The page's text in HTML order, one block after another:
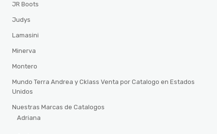
JR Boots
Judys
Lamasini
Minerva
Montero
Mundo Terra Andrea y Cklass Venta por Catalogo en Estados
Unidos
Nuestras Marcas de Catalogos
Adriana